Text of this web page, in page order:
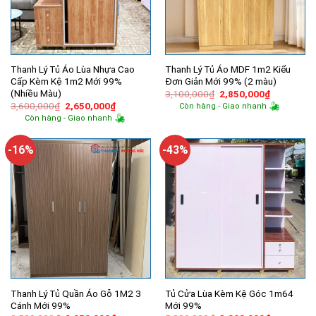
Thanh Lý Tủ Áo Lùa Nhựa Cao
Cấp Kèm Kệ 1m2 Mới 99%
(Nhiều Màu)
3,600,000₫ Giá
gốc
là:
2,650,000₫Giá
hiện
tại
2,650,000₫.
Còn hàng - Giao nhanh
Thanh Lý Tủ Áo MDF 1m2 Kiểu
Đơn Giản Mới 99% (2 màu)
3,100,000₫ Giá
gốc
là:
2,850,000₫Giá
hiện
tại
Còn hàng - Giao nhanh
-16%
Thanh Lý Tủ Quần Áo Gỗ 1M2 3
Cánh Mới 99%
-43%
Tủ Cửa Lùa Kèm Kệ Góc 1m64
Mới 99%